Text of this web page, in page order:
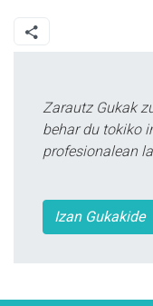
Zarautz Gukak
behar du tokiko
profesionalean
Izan Gukakide